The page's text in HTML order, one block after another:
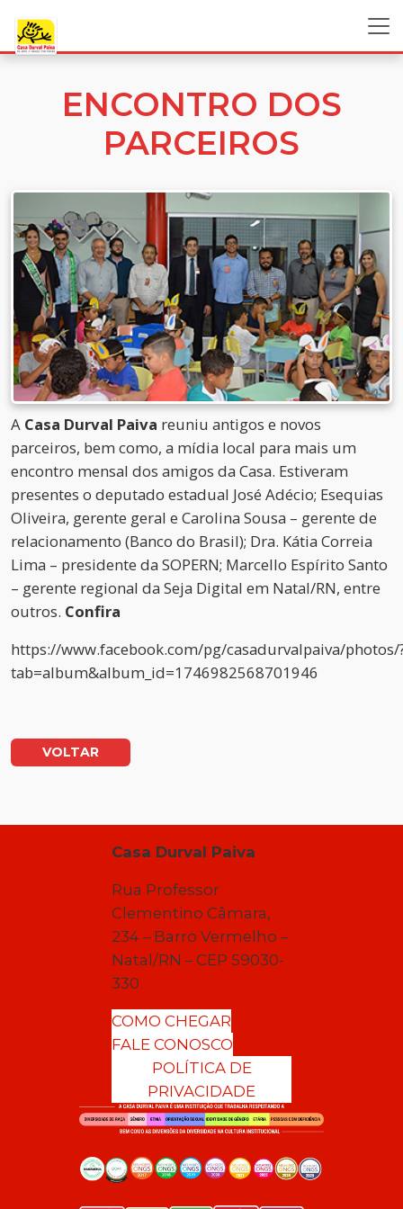
ENCONTRO DOS
PARCEIROS
A Casa Durval Paiva reuniu antigos e novos
parceiros, bem como, a mídia local para mais um
encontro mensal dos amigos da Casa. Estiveram
presentes o deputado estadual José Adécio; Esequias
Oliveira, gerente geral e Carolina Sousa – gerente de
relacionamento (Banco do Brasil); Dra. Kátia Correia
Lima – presidente da SOPERN; Marcello Espírito Santo
– gerente regional da Seja Digital em Natal/RN, entre
outros. Confira
https://www.facebook.com/pg/casadurvalpaiva/photos/
tab=album&album_id=1746982568701946
VOLTAR
Casa Durval Paiva
Rua Professor
Clementino Câmara,
234 – Barro Vermelho –
Natal/RN – CEP 59030-
330
COMO CHEGAR
FALE CONOSCO
POLÍTICA DE
PRIVACIDADE